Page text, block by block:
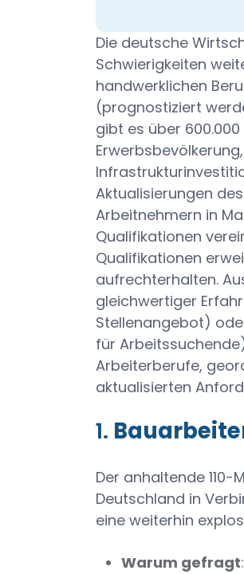
Die deutsche
Schwierigkeiten
handwerklichen
(prognostiziert
gibt es über
Aktualisierungen
Arbeitnehmern in
Qualifikationen
Qualifikationen
aufrechterhalten.
gleichwertiger
Stellenangebot)
für
Arbeiterberufe,
aktualisierten
1.
Der anhaltende
Deutschland in
eine weiterhin
Warum gefragt